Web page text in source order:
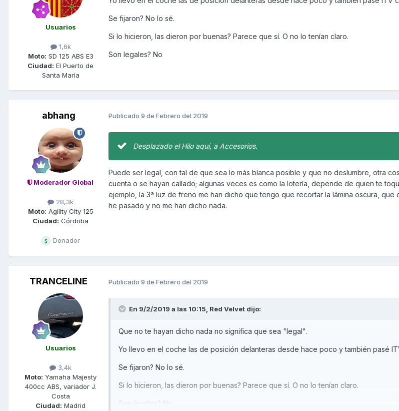
Usuarios
1,6k
Moto: SD 125 ABS E3
Ciudad: El Puerto de
Santa María
Se fijaron? No lo sé.
Si lo hicieron, las dieron por buenas? Parece que sí. O no lo tenían claro.
Son legales? No
abhang
Moderador Global
28,3k
Moto: Agility City 125
Ciudad: Córdoba
Donador
Publicado 9 de Febrero del 2019
Desplazado el Hilo aquí, a Accesorios.
Puede ser legal, con tal de que sea lo más blanca posible y que no deslumbre, otra
cuenta o se hayan callado; algunas veces es como la lotería, depende de quien te
ejemplo, la 3ª luz de freno me han dicho que tengo que recortar la lámina oscura, que
he pasado y no me han dicho nada.
TRANCELINE
Usuarios
3,4k
Moto: Yamaha Majesty
400cc ABS, variador J.
Costa
Ciudad: Madrid
Publicado 9 de Febrero del 2019
En 9/2/2019 a las 10:15, Red Velvet dijo:
Que no te hayan dicho nada no significa que sea "legal".
Yo llevo en el coche las de posición delanteras desde hace poco y también pasé
Se fijaron? No lo sé.
Si lo hicieron, las dieron por buenas? Parece que sí. O no lo tenían claro.
Son legales? No